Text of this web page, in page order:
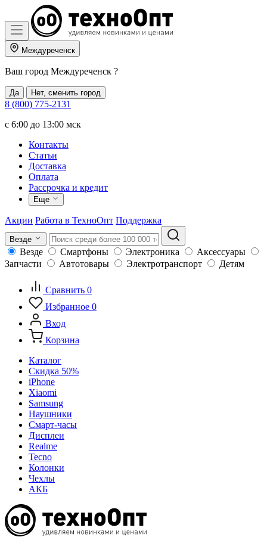
Междуреченск
Ваш город Междуреченск ?
Да Нет, сменить город
8 (800) 775-2131
c 6:00 до 13:00 мск
Контакты
Статьи
Доставка
Оплата
Рассрочка и кредит
Еще
Акции Работа в ТехноОпт Поддержка
Везде
Везде Смартфоны Электроника
Аксессуары
Запчасти
Автотовары Электротранспорт Детям
Сравнить 0
Избранное 0
Вход
Корзина
Каталог
Скидка 50%
iPhone
Xiaomi
Samsung
Наушники
Смарт-часы
Дисплеи
Realme
Tecno
Колонки
Чехлы
АКБ